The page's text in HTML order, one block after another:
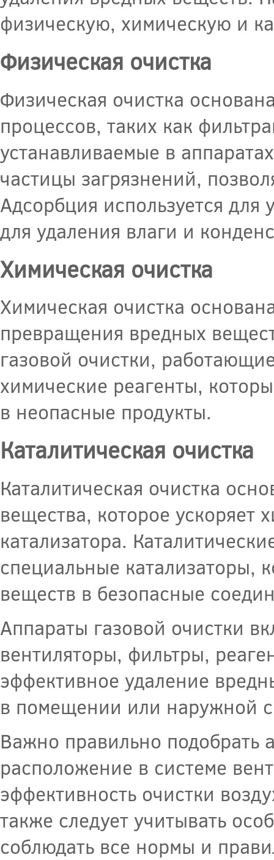
физическую, химическую и
Физическая очистка
Физическая очистка
процессов, таких как
устанавливаемые в
частицы загрязнений,
Адсорбция используется
для удаления влаги и
Химическая очистка
Химическая очистка
превращения вредных
газовой очистки,
химические реагенты,
в неопасные продукты.
Каталитическая очистка
Каталитическая очистка
вещества, которое ускоряет
катализатора.
специальные катализаторы,
веществ в безопасные
Аппараты газовой очистки
вентиляторы, фильтры,
эффективное удаление
в помещении или наружной
Важно правильно подобрать
расположение в системе
эффективность очистки
также следует учитывать
соблюдать все нормы и